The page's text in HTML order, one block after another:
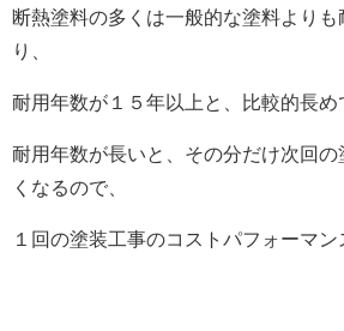
断熱塗料の多くは一般的な塗料より
り、
耐用年数が １５年以上と、比較的長め
耐用年数が長いと、その分だけ次回
くなるので、
１回の塗装工事のコストパフォーマン